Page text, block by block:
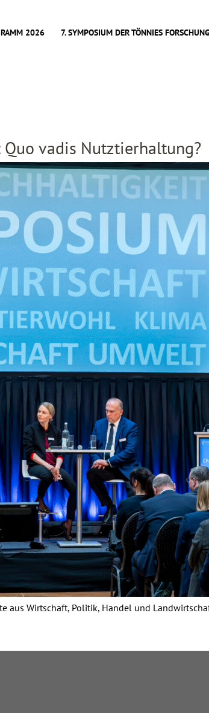
2026 7. SYMPOSIUM DER TÖNNIES FORSCHUNG
Quo vadis Nutztierhaltung?
Wirtschaft, Politik, Handel und